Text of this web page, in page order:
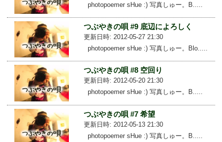
photopoemer sHue :) 写真しゅー。B.....
つぶやきの唄 #9 底辺によろしく
更新日時: 2012-05-27 21:30
photopoemer sHue :) 写真しゅー。Blo.....
つぶやきの唄 #8 空回り
更新日時: 2012-05-20 21:30
photopoemer sHue :) 写真しゅー。B.....
つぶやきの唄 #7 希望
更新日時: 2012-05-13 21:30
photopoemer sHue :) 写真しゅー。B.....